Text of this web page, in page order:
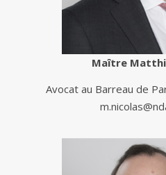
Maître
Avocat au Barreau de